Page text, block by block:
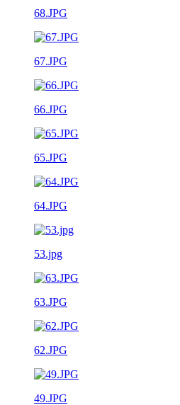
68.JPG
67.JPG
66.JPG
65.JPG
64.JPG
53.jpg
63.JPG
62.JPG
49.JPG